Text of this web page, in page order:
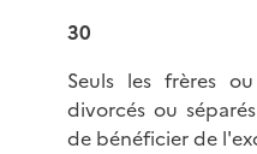
30
Seuls les frères
divorcés ou
de bénéficier de